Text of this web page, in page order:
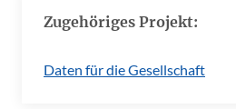
Zugehöriges Projekt:
Daten für die Gesellschaft